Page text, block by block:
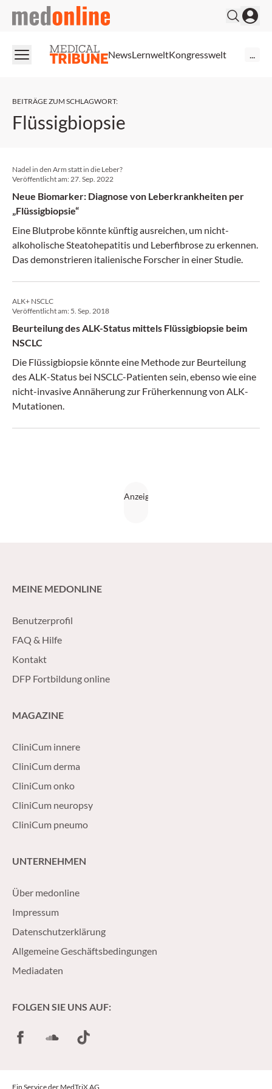
medonline
NewsLernweltKongresswelt
BEITRÄGE ZUM SCHLAGWORT:
Flüssigbiopsie
Nadel in den Arm statt in die Leber?
Veröffentlicht am:27. Sep. 2022
Neue Biomarker: Diagnose von Leberkrankheiten per
„Flüssigbiopsie“
Eine Blutprobe könnte künftig ausreichen, um nicht-
alkoholische Steatohepatitis und Leberfibrose zu erkennen.
Das demonstrieren italienische Forscher in einer Studie.
ALK+ NSCLC
Veröffentlicht am: 5. Sep. 2018
Beurteilung des ALK-Status mittels Flüssigbiopsie beim
NSCLC
Die Flüssigbiopsie könnte eine Methode zur Beurteilung
des ALK-Status bei NSCLC-Patienten sein, ebenso wie eine
nicht-invasive Annäherung zur Früherkennung von ALK-
Mutationen.
MEINE MEDONLINE
Benutzerprofil
FAQ & Hilfe
Kontakt
DFP Fortbildung online
MAGAZINE
CliniCum innere
CliniCum derma
CliniCum onko
CliniCum neuropsy
CliniCum pneumo
UNTERNEHMEN
Über medonline
Impressum
Datenschutzerklärung
Allgemeine Geschäftsbedingungen
Mediadaten
FOLGEN SIE UNS AUF:
FacebookSoundCloud
TikTok
Ein Service der MedTriX AG